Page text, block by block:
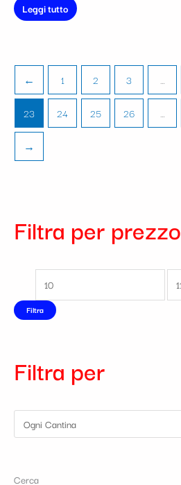
Leggi tutto
← 1 2 3 …
23 24 25 26 …
→
Filtra per prezzo
Filtra
Filtra per
Cerca